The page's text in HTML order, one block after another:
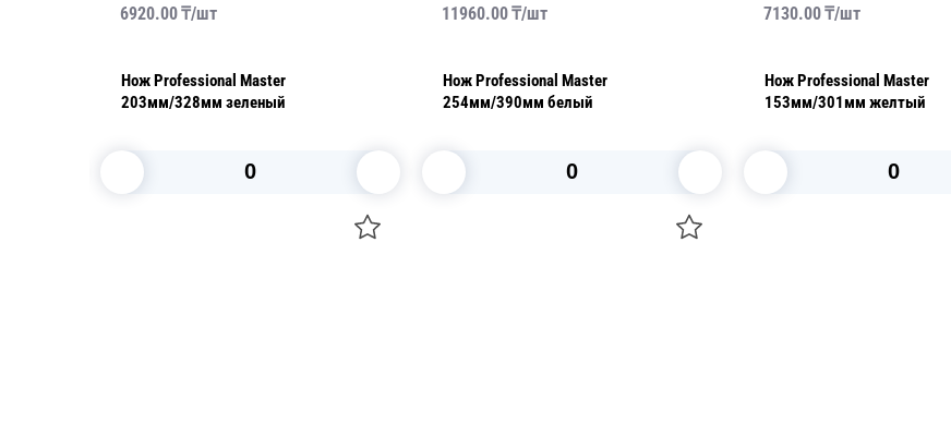
6920.00₸/шт
Нож Professional Master
203мм/328мм зеленый
11960.00₸/шт
Нож Professional Master
254мм/390мм белый
7130.00₸/шт
Нож Professional Master
153мм/301мм желтый